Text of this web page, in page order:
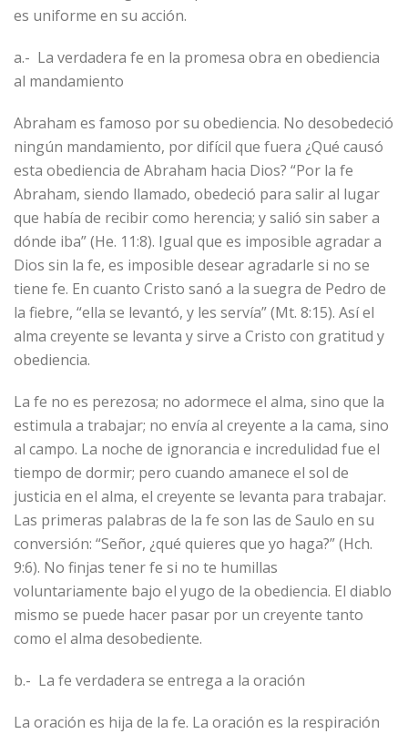
es uniforme en su acción.
a.- La verdadera fe en la promesa obra en obediencia
al mandamiento
Abraham es famoso por su obediencia. No desobedeció
ningún mandamiento, por difícil que fuera ¿Qué causó
esta obediencia de Abraham hacia Dios? “Por la fe
Abraham, siendo llamado, obedeció para salir al lugar
que había de recibir como herencia; y salió sin saber a
dónde iba” (He. 11:8). Igual que es imposible agradar a
Dios sin la fe, es imposible desear agradarle si no se
tiene fe. En cuanto Cristo sanó a la suegra de Pedro de
la fiebre, “ella se levantó, y les servía” (Mt. 8:15). Así el
alma creyente se levanta y sirve a Cristo con gratitud y
obediencia.
La fe no es perezosa; no adormece el alma, sino que la
estimula a trabajar; no envía al creyente a la cama, sino
al campo. La noche de ignorancia e incredulidad fue el
tiempo de dormir; pero cuando amanece el sol de
justicia en el alma, el creyente se levanta para trabajar.
Las primeras palabras de la fe son las de Saulo en su
conversión: “Señor, ¿qué quieres que yo haga?” (Hch.
9:6). No finjas tener fe si no te humillas
voluntariamente bajo el yugo de la obediencia. El diablo
mismo se puede hacer pasar por un creyente tanto
como el alma desobediente.
b.- La fe verdadera se entrega a la oración
La oración es hija de la fe. La oración es la respiración